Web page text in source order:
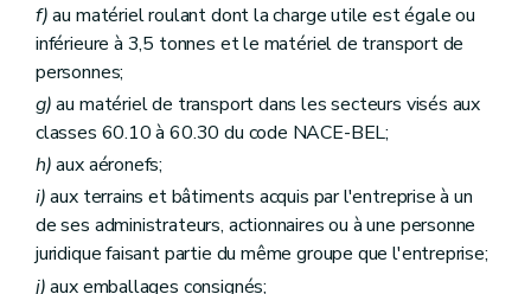
f)au matériel roulant dont la charge utile est égale ou
inférieure à 3,5 tonnes et le matériel de transport de
personnes;
g)au matériel de transport dans les secteurs visés aux
classes 60.10 à 60.30 du code NACE-BEL;
h)aux aéronefs;
i)aux terrains et bâtiments acquis par l'entreprise à un
de ses administrateurs, actionnaires ou à une personne
juridique faisant partie du même groupe que l'entreprise;
j)aux emballages consignés;